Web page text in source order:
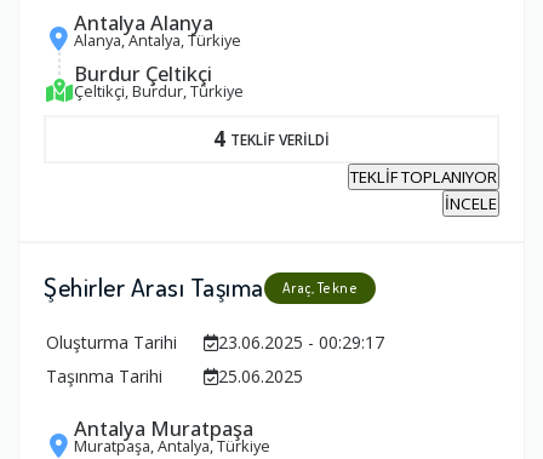
Antalya Alanya
Alanya, Antalya, Türkiye
Burdur Çeltikçi
Çeltikçi, Burdur, Türkiye
4 TEKLİF VERİLDİ
TEKLİF TOPLANIYOR
İNCELE
Şehirler Arası Taşıma Araç, Tekne
Oluşturma Tarihi
23.06.2025 - 00:29:17
Taşınma Tarihi
25.06.2025
Antalya Muratpaşa
Muratpaşa, Antalya, Türkiye